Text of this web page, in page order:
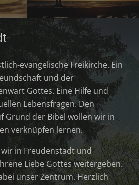
evangelische Freikirche. Ein
und der
Gottes. Eine Hilfe und
Lebensfragen. Den
Grund der Bibel wollen wir in
verknüpfen lernen.
in Freudenstadt und
Liebe Gottes weitergeben.
unser Zentrum. Herzlich